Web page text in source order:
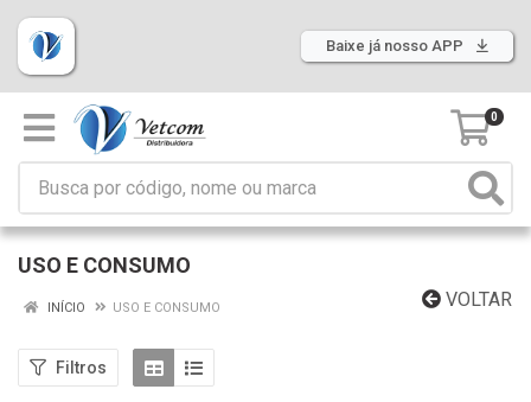
Baixe já nosso APP
0
USO E CONSUMO
VOLTAR
INÍCIO USO E CONSUMO
Filtros